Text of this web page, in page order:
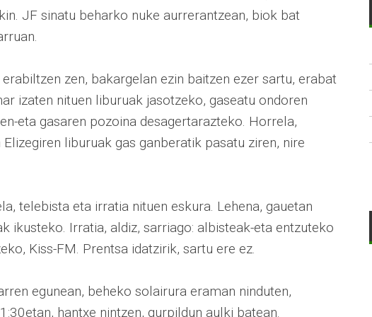
JF sinatu beharko nuke aurrerantzean, biok bat
zen, bakargelan ezin baitzen ezer sartu, erabat
izaten nituen liburuak jasotzeko, gaseatu ondoren
eta gasaren pozoina desagertarazteko. Horrela,
liburuak gas ganberatik pasatu ziren, nire
telebista eta irratia nituen eskura. Lehena, gauetan
ikusteko. Irratia, aldiz, sarriago: albisteak-eta entzuteko
Kiss-FM. Prentsa idatzirik, sartu ere ez.
egunean, beheko solairura eraman ninduten,
hantxe nintzen, gurpildun aulki batean.